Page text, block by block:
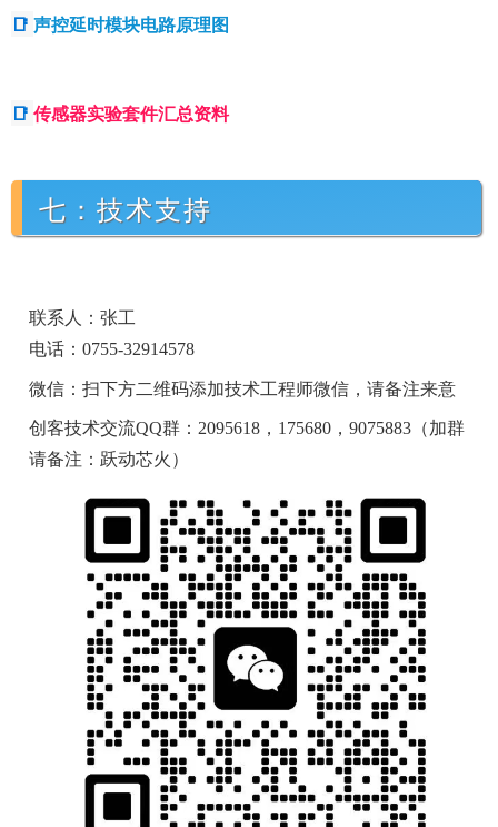
📑 声控延时模块电路原理图
📑 传感器实验套件汇总资料
七：技术支持
联系人：张工
电话：0755-32914578
微信：扫下方二维码添加技术工程师微信，请备注来意
创客技术交流QQ群：2095618，175680，9075883（加群
请备注：跃动芯火）